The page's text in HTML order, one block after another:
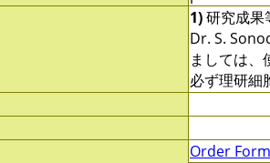
1)研究成果
Dr. S.
ましては、
必ず理研細
Order